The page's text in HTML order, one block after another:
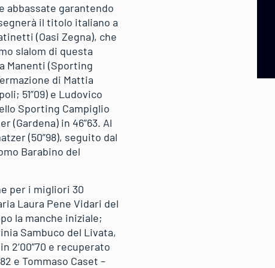
abbassate garantendo
il titolo italiano a
(Oasi Zegna), che
slalom di questa
Manenti (Sporting
di Mattia
51”09) e Ludovico
Sporting Campiglio
(Gardena) in 46”63. Al
(50”98), seguito dal
Barabino del
per i migliori 30
Laura Pene Vidari del
la manche iniziale;
Sambuco del Livata,
2’00”70 e recuperato
e Tommaso Caset –